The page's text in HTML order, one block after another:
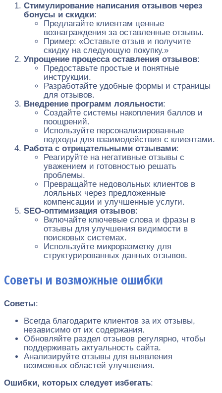
Стимулирование написания отзывов через
бонусы и скидки:
Предлагайте клиентам ценные
вознаграждения за оставленные отзывы.
Пример: «Оставьте отзыв и получите
скидку на следующую покупку.»
Упрощение процесса оставления отзывов:
Предоставьте простые и понятные
инструкции.
Разработайте удобные формы и страницы
для отзывов.
Внедрение программ лояльности:
Создайте системы накопления баллов и
поощрений.
Используйте персонализированные
подходы для взаимодействия с клиентами.
Работа с отрицательными отзывами:
Реагируйте на негативные отзывы с
уважением и готовностью решать
проблемы.
Превращайте недовольных клиентов в
лояльных через предложенные
компенсации и улучшенные услуги.
SEO-оптимизация отзывов:
Включайте ключевые слова и фразы в
отзывы для улучшения видимости в
поисковых системах.
Используйте микроразметку для
структурированных данных отзывов.
Советы и возможные ошибки
Советы:
Всегда благодарите клиентов за их отзывы,
независимо от их содержания.
Обновляйте раздел отзывов регулярно, чтобы
поддерживать актуальность сайта.
Анализируйте отзывы для выявления
возможных областей улучшения.
Ошибки, которых следует избегать: